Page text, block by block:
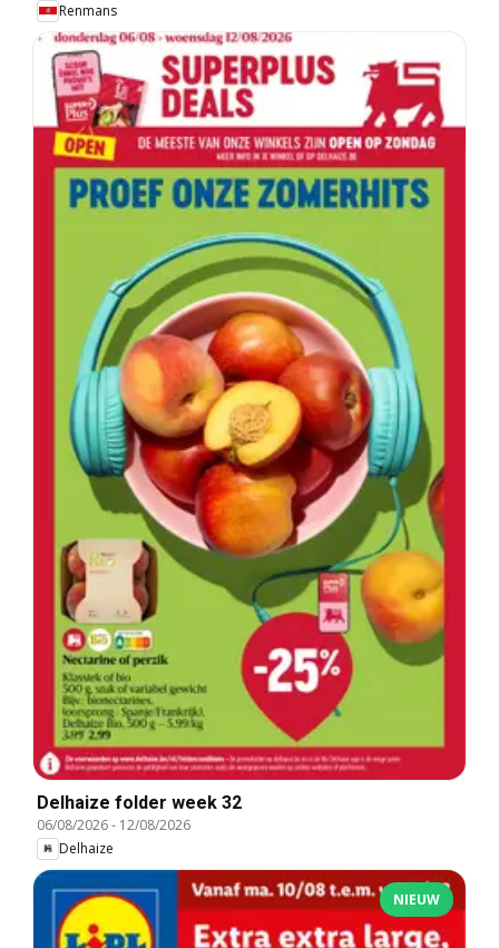
Renmans
Delhaize folder week 32
06/08/2026- 12/08/2026
Delhaize
NIEUW